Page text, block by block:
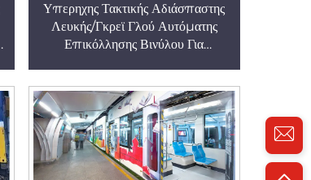
Υπερηχης Τακτικής Αδιάσπαστης
Λευκής/Γκρεϊ Γλού Αυτόματης
Επικόλλησης Βινύλου Για
Άλλες Διακοσμητικές ή
Διαφημιστικές Εφαρμογές ή Σε
Ψυχρές Περιβάλλοντα